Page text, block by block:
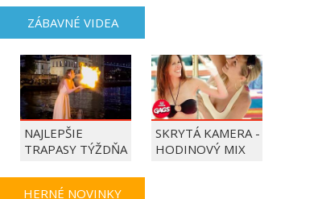
ZÁBAVNÉ VIDEA
NAJLEPŠIE
TRAPASY TÝŽDŇA
SKRYTÁ KAMERA -
HODINOVÝ MIX
HERNÉ NOVINKY